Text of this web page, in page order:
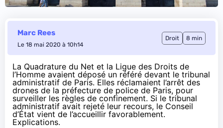
Marc Rees
Le 18 mai 2020 à 10h14
Droit 8 min
La Quadrature du Net et la Ligue des Droits de
l’Homme avaient déposé un référé devant le tribunal
administratif de Paris. Elles réclamaient l’arrêt des
drones de la préfecture de police de Paris, pour
surveiller les règles de confinement. Si le tribunal
administratif avait rejeté leur recours, le Conseil
d’État vient de l’accueillir favorablement.
Explications.